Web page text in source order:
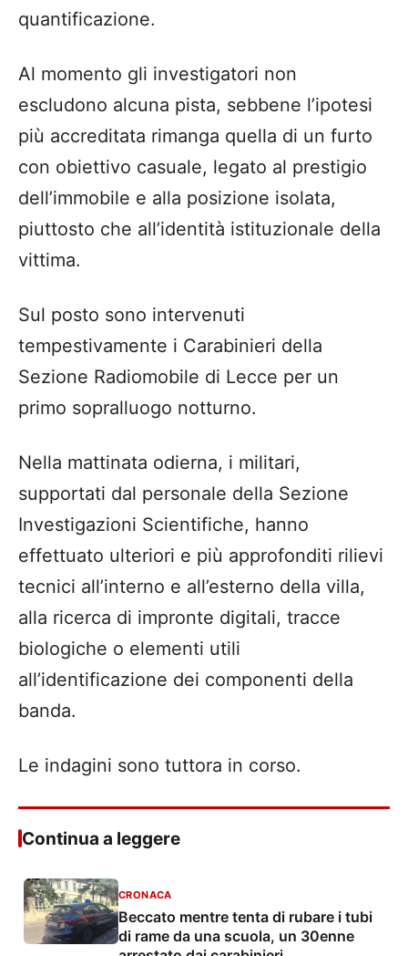
quantificazione.
Al momento gli investigatori non
escludono alcuna pista, sebbene l’ipotesi
più accreditata rimanga quella di un furto
con obiettivo casuale, legato al prestigio
dell’immobile e alla posizione isolata,
piuttosto che all’identità istituzionale della
vittima.
Sul posto sono intervenuti
tempestivamente i Carabinieri della
Sezione Radiomobile di Lecce per un
primo sopralluogo notturno.
Nella mattinata odierna, i militari,
supportati dal personale della Sezione
Investigazioni Scientifiche, hanno
effettuato ulteriori e più approfonditi rilievi
tecnici all’interno e all’esterno della villa,
alla ricerca di impronte digitali, tracce
biologiche o elementi utili
all’identificazione dei componenti della
banda.
Le indagini sono tuttora in corso.
Continua a leggere
CRONACA
Beccato mentre tenta di rubare i tubi
di rame da una scuola, un 30enne